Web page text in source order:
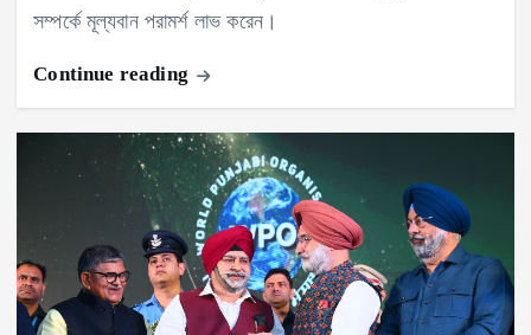
সম্পর্কে মূল্যবান পরামর্শ লাভ করেন।
Continue reading